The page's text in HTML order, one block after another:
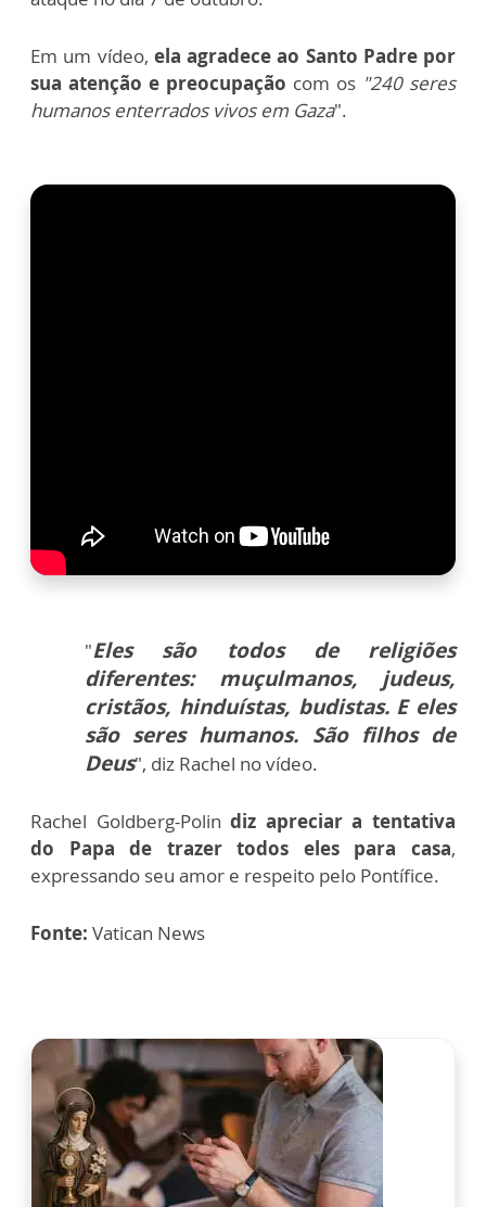
Em um vídeo, ela agradece ao Santo Padre por
sua atenção e preocupação com os "240 seres
humanos enterrados vivos em Gaza".
"Eles são todos de religiões
diferentes: muçulmanos, judeus,
cristãos, hinduístas, budistas. E eles
são seres humanos. São filhos de
Deus", diz Rachel no vídeo.
Rachel Goldberg-Polindiz apreciar a tentativa
do Papa de trazer todos eles para casa,
expressando seu amor e respeito pelo Pontífice.
Fonte: Vatican News